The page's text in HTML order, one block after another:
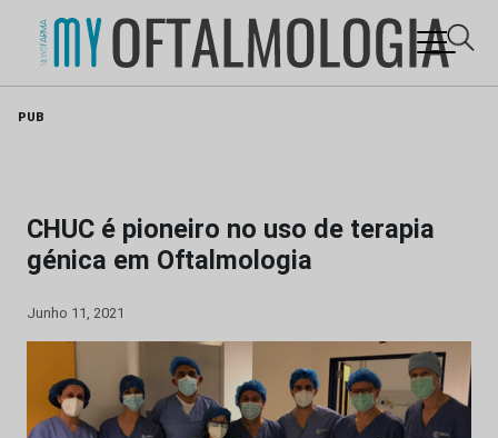
PUB
CHUC é pioneiro no uso de terapia
génica em Oftalmologia
Junho 11, 2021